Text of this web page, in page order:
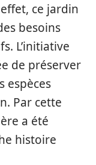
ce jardin
besoins
L’initiative
de préserver
espèces
Par cette
a été
histoire